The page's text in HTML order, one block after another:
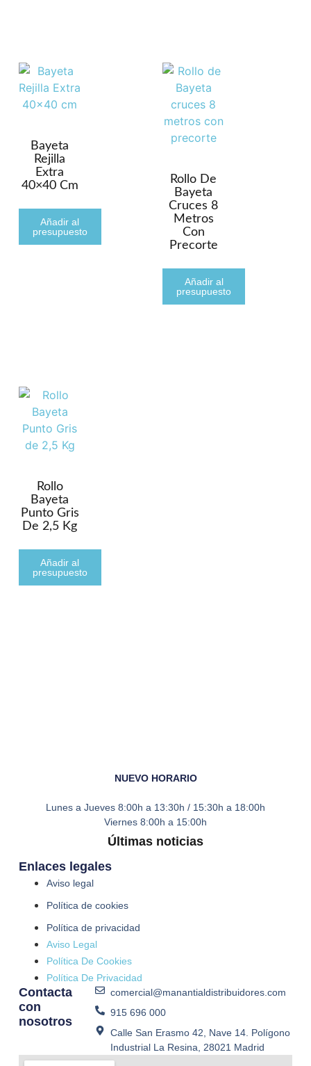
Bayeta
Rejilla
Extra
40×40 Cm
Añadir al
presupuesto
Rollo De
Bayeta
Cruces 8
Metros
Con
Precorte
Añadir al
presupuesto
Rollo
Bayeta
Punto Gris
De 2,5 Kg
Añadir al
presupuesto
NUEVO HORARIO
Lunes a Jueves 8:00h a 13:30h / 15:30h a 18:00h
Viernes 8:00h a 15:00h
Últimas noticias
Enlaces legales
Aviso legal
Política de cookies
Política de privacidad
Aviso Legal
Política De Cookies
Política De Privacidad
Contacta
con
nosotros
comercial@manantialdistribuidores.com
915 696 000
Calle San Erasmo 42, Nave 14. Polígono
Industrial La Resina, 28021 Madrid